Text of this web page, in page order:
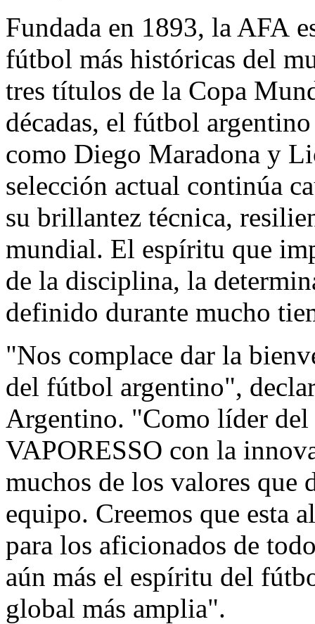
Fundada en 1893, la AFA
fútbol más históricas del
tres títulos de la Copa
décadas, el fútbol
como Diego Maradona y
selección actual continúa
su brillantez técnica,
mundial. El espíritu que
de la disciplina, la
definido durante mucho
"Nos complace dar la
del fútbol argentino",
Argentino. "Como líder del
VAPORESSO con la
muchos de los valores que
equipo. Creemos que esta
para los aficionados de
aún más el espíritu del
global más amplia".